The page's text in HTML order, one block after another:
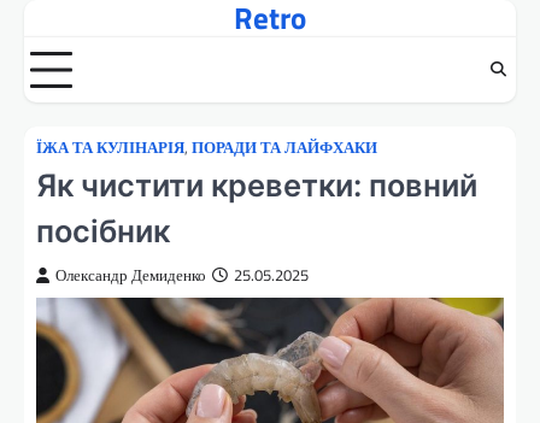
вмісту
Retro
ЇЖА ТА КУЛІНАРІЯ, ПОРАДИ ТА ЛАЙФХАКИ
Як чистити креветки: повний
посібник
Олександр Демиденко 25.05.2025